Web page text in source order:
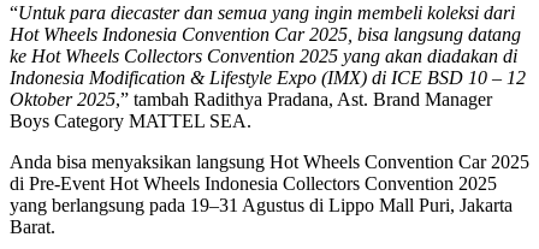
“Untuk para diecaster dan semua yang ingin membeli koleksi dari
Hot Wheels Indonesia Convention Car 2025, bisa langsung datang
ke Hot Wheels Collectors Convention 2025 yang akan diadakan di
Indonesia Modification & Lifestyle Expo (IMX) di ICE BSD 10 – 12
Oktober 2025,” tambah Radithya Pradana, Ast. Brand Manager
Boys Category MATTEL SEA.
Anda bisa menyaksikan langsung Hot Wheels Convention Car 2025
di Pre-Event Hot Wheels Indonesia Collectors Convention 2025
yang berlangsung pada 19–31 Agustus di Lippo Mall Puri, Jakarta
Barat.